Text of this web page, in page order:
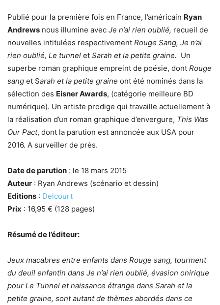
Publié pour la première fois en France, l’américain Ryan
Andrews nous illumine avec Je n’ai rien oublié, recueil de
nouvelles intitulées respectivement Rouge Sang, Je n’ai
rien oublié, Le tunnel et Sarah et la petite graine. Un
superbe roman graphique empreint de poésie, dont Rouge
sang et Sarah et la petite graine ont été nominés dans la
sélection des Eisner Awards, (catégorie meilleure BD
numérique). Un artiste prodige qui travaille actuellement à
la réalisation d’un roman graphique d’envergure, This Was
Our Pact, dont la parution est annoncée aux USA pour
2016. A surveiller de près.
Date de parution : le 18 mars 2015
Auteur : Ryan Andrews (scénario et dessin)
Editions : Delcourt
Prix : 16,95 € (128 pages)
Résumé de l’éditeur:
Jeux macabres entre enfants dans Rouge sang, tourment
du deuil enfantin dans Je n’ai rien oublié, évasion onirique
pour Le Tunnel et naissance étrange dans Sarah et la
petite graine, sont autant de thèmes abordés dans ce